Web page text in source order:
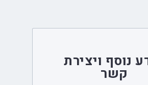
נוסף ויצירת
קשר